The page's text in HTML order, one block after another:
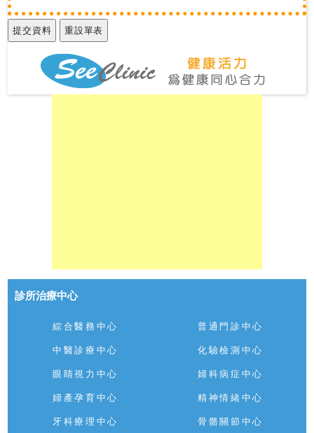
診所治療中心
綜合醫務中心 普通門診中心
中醫診療中心 化驗檢測中心
眼睛視力中心 婦科病症中心
婦產孕育中心 精神情緒中心
牙科療理中心 骨骼關節中心